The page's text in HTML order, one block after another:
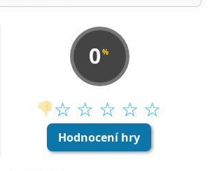
0 %
👎☆ ☆ ☆ ☆ ☆
Hodnocení hry